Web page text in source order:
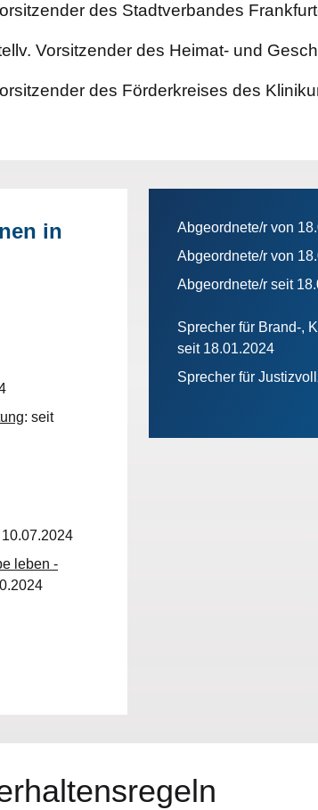
des Stadtverbandes
Vorsitzender des Heimat- und
des Förderkreises des
in
: seit
10.07.2024
leben -
Abgeordnete/r von
Abgeordnete/r von
Abgeordnete/r seit
Sprecher für Brand-,
seit 18.01.2024
Sprecher für